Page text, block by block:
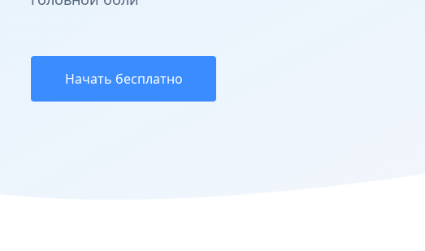
Начать бесплатно